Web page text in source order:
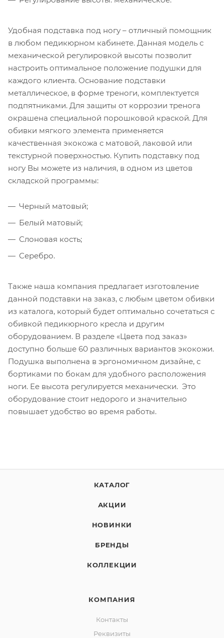
Удобная подставка под ногу – отличный помощник
в любом педикюрном кабинете. Данная модель с
механической регулировкой высоты позволит
настроить оптимальное положение подушки для
каждого клиента. Основание подставки
металлическое, в форме треноги, комплектуется
подпятниками. Для защиты от коррозии тренога
окрашена специальной порошковой краской. Для
обивки мягкого элемента применяется
качественная экокожа с матовой, лаковой или
текстурной поверхностью. Купить подставку под
ногу Вы можете из наличия, в одном из цветов
складской программы:
Черный матовый;
Белый матовый;
Слоновая кость;
Серебро.
Также наша компания предлагает изготовление
данной подставки на заказ, с любым цветом обивки
из каталога, который будет оптимально сочетаться с
обивкой педикюрного кресла и другим
оборудованием. В разделе «Цвета под заказ»
доступно больше 60 различных вариантов экокожи.
Подушка выполнена в эргономичном дизайне, с
бортиками по бокам для удобного расположения
ноги. Ее высота регулируется механически. Это
оборудование стоит недорого и значительно
повышает удобство во время работы.
КАТАЛОГ
АКЦИИ
НОВИНКИ
БРЕНДЫ
КОЛЛЕКЦИИ
КОМПАНИЯ
Контакты
Реквизиты